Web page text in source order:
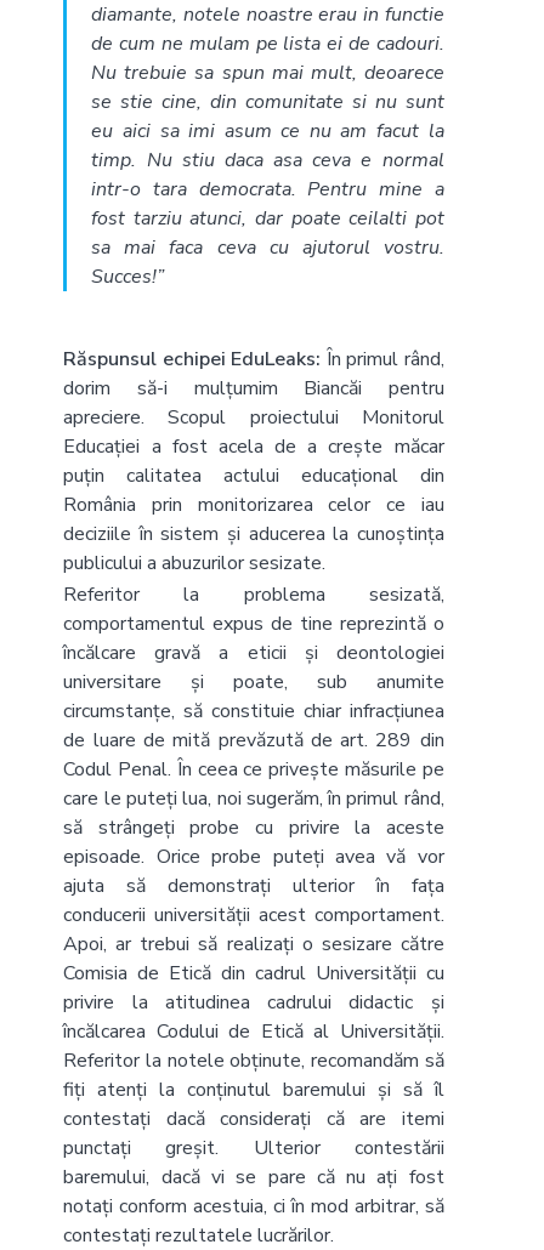
diamante, notele noastre erau in functie
de cum ne mulam pe lista ei de cadouri.
Nu trebuie sa spun mai mult, deoarece
se stie cine, din comunitate si nu sunt
eu aici sa imi asum ce nu am facut la
timp. Nu stiu daca asa ceva e normal
intr-o tara democrata. Pentru mine a
fost tarziu atunci, dar poate ceilalti pot
sa mai faca ceva cu ajutorul vostru.
Succes!”
Răspunsul echipei EduLeaks: În primul rând,
dorim să-i mulțumim Biancăi pentru
apreciere. Scopul proiectului Monitorul
Educației a fost acela de a crește măcar
puțin calitatea actului educațional din
România prin monitorizarea celor ce iau
deciziile în sistem și aducerea la cunoștința
publicului a abuzurilor sesizate.
Referitor la problema sesizată,
comportamentul expus de tine reprezintă o
încălcare gravă a eticii și deontologiei
universitare și poate, sub anumite
circumstanțe, să constituie chiar infracțiunea
de luare de mită prevăzută de art. 289 din
Codul Penal. În ceea ce privește măsurile pe
care le puteți lua, noi sugerăm, în primul rând,
să strângeți probe cu privire la aceste
episoade. Orice probe puteți avea vă vor
ajuta să demonstrați ulterior în fața
conducerii universității acest comportament.
Apoi, ar trebui să realizați o sesizare către
Comisia de Etică din cadrul Universității cu
privire la atitudinea cadrului didactic și
încălcarea Codului de Etică al Universității.
Referitor la notele obținute, recomandăm să
fiți atenți la conținutul baremului și să îl
contestați dacă considerați că are itemi
punctați greșit. Ulterior contestării
baremului, dacă vi se pare că nu ați fost
notați conform acestuia, ci în mod arbitrar, să
contestați rezultatele lucrărilor.